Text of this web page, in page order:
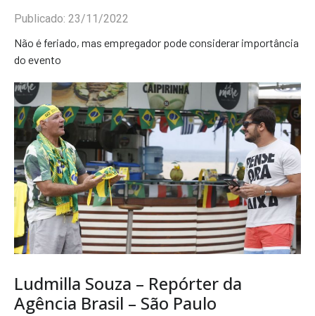
Publicado: 23/11/2022
Não é feriado, mas empregador pode considerar importância
do evento
Ludmilla Souza – Repórter da
Agência Brasil – São Paulo